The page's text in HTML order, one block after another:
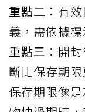
重點二： 有
義，需依據
重點三： 開
斷比保存期限
保存期限像